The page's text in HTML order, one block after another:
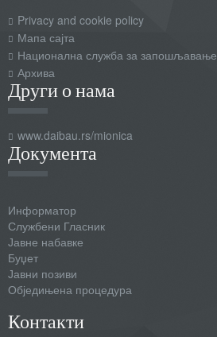
Privacy and cookie policy
Мапа сајта
Национална служба за запошљавање
Архива
Други о нама
www.daibau.rs/mionica
Документа
Информатор
Службени Гласник
Јавне набавке
Буџет
Јавни позиви
Обједињена процедура
Контакти